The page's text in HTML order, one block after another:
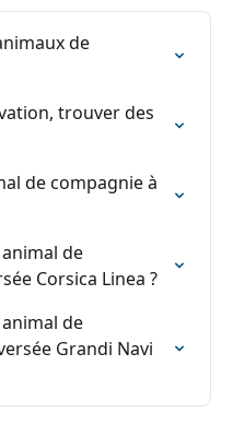
de
trouver des
de compagnie à
de
Corsica Linea ?
de
Grandi Navi